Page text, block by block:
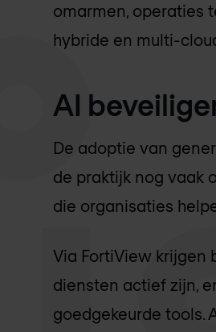
omarmen, operaties
hybride en multi-
AI
De adoptie van
de praktijk nog vaak
die organisaties
Via FortiView
diensten actief zijn,
goedgekeurde tools.